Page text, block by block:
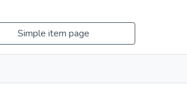
Simple item page